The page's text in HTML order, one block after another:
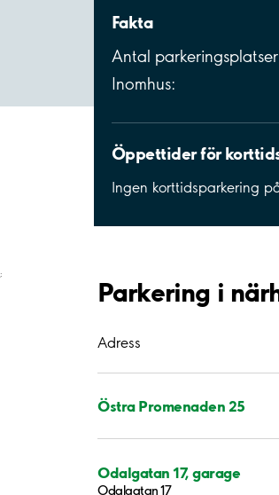
Fakta
Antal
Inomhus:
Öppettider för
Ingen korttidsparkering
;
Parkering i
Adress
Östra Promenaden 25
Odalgatan 17, garage
Odalgatan 17